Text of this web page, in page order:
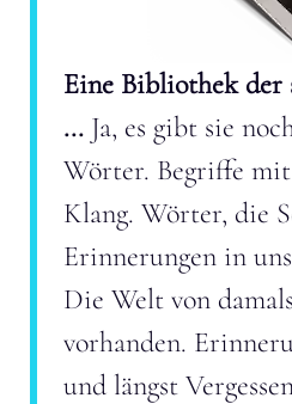
Eine Bibliothek der
... Ja, es gibt sie
Wörter. Begriffe
Klang. Wörter, die
Erinnerungen in
Die Welt von
vorhanden.
und längst